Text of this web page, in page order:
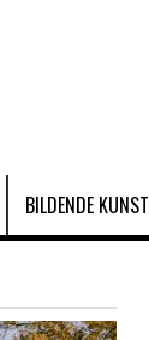
BILDENDE KUNST